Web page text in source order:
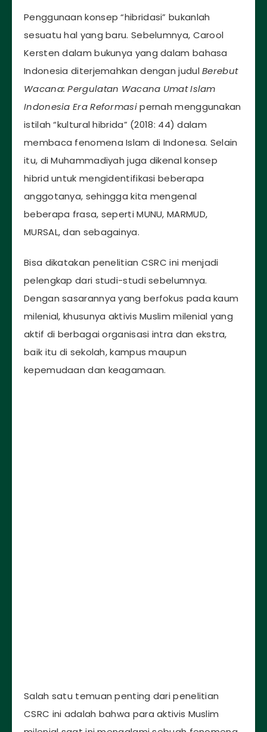
Penggunaan konsep “hibridasi” bukanlah
sesuatu hal yang baru. Sebelumnya, Carool
Kersten dalam bukunya yang dalam bahasa
Indonesia diterjemahkan dengan judulBerebut
Wacana: Pergulatan Wacana Umat Islam
Indonesia Era Reformasipernah menggunakan
istilah “kultural hibrida” (2018: 44) dalam
membaca fenomena Islam di Indonesa. Selain
itu, di Muhammadiyah juga dikenal konsep
hibrid untuk mengidentifikasi beberapa
anggotanya, sehingga kita mengenal
beberapa frasa, seperti MUNU, MARMUD,
MURSAL, dan sebagainya.
Bisa dikatakan penelitian CSRC ini menjadi
pelengkap dari studi-studi sebelumnya.
Dengan sasarannya yang berfokus pada kaum
milenial, khusunya aktivis Muslim milenial yang
aktif di berbagai organisasi intra dan ekstra,
baik itu di sekolah, kampus maupun
kepemudaan dan keagamaan.
Salah satu temuan penting dari penelitian
CSRC ini adalah bahwa para aktivis Muslim